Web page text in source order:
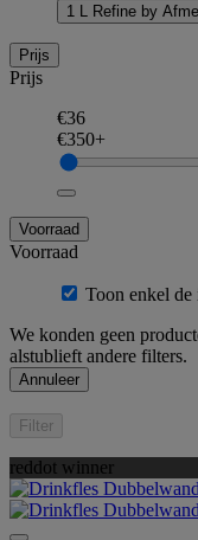
1 L
Refine by
Prijs
Prijs
€36
€350+
Voorraad
Voorraad
Toon enkel de
We konden geen
alstublieft andere filters.
Annuleer
Filter
reddot winner